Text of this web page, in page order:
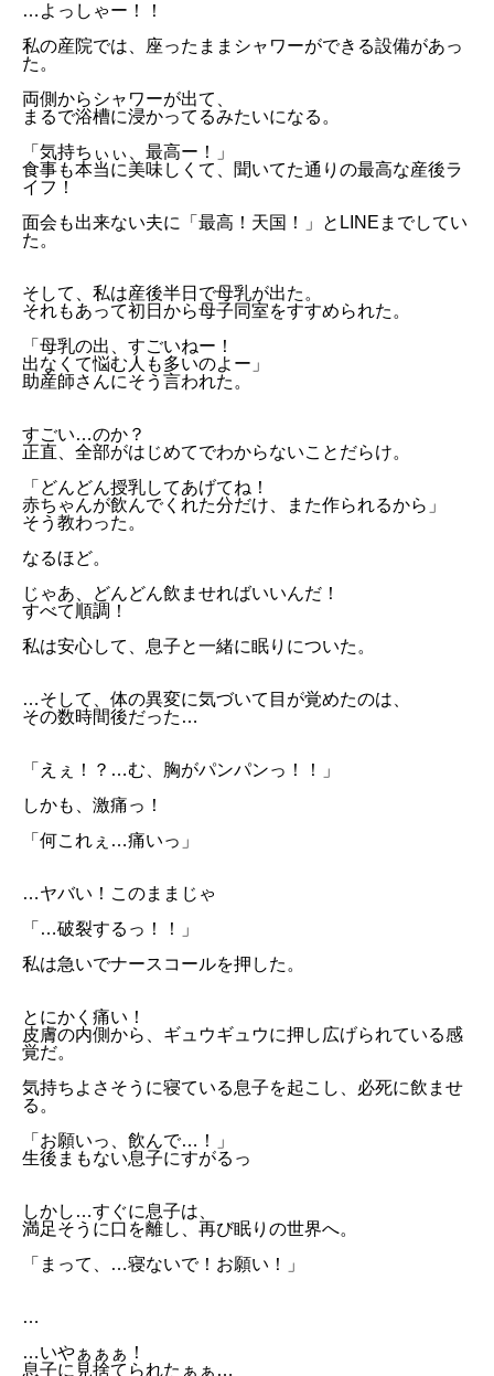
…よっしゃー！！
私の産院では、座ったままシャワーができる設備があっ
た。
両側からシャワーが出て、
まるで浴槽に浸かってるみたいになる。
「気持ちぃぃ、最高ー！」
食事も本当に美味しくて、聞いてた通りの最高な産後ラ
イフ！
面会も出来ない夫に「最高！天国！」とLINEまでしてい
た。
そして、私は産後半日で母乳が出た。
それもあって初日から母子同室をすすめられた。
「母乳の出、すごいねー！
出なくて悩む人も多いのよー」
助産師さんにそう言われた。
すごい…のか？
正直、全部がはじめてでわからないことだらけ。
「どんどん授乳してあげてね！
赤ちゃんが飲んでくれた分だけ、また作られるから」
そう教わった。
なるほど。
じゃあ、どんどん飲ませればいいんだ！
すべて順調！
私は安心して、息子と一緒に眠りについた。
…そして、体の異変に気づいて目が覚めたのは、
その数時間後だった…
「えぇ！？…む、胸がパンパンっ！！」
しかも、激痛っ！
「何これぇ…痛いっ」
…ヤバい！このままじゃ
「…破裂するっ！！」
私は急いでナースコールを押した。
とにかく痛い！
皮膚の内側から、ギュウギュウに押し広げられている感
覚だ。
気持ちよさそうに寝ている息子を起こし、必死に飲ませ
る。
「お願いっ、飲んで…！」
生後まもない息子にすがるっ
しかし…すぐに息子は、
満足そうに口を離し、再び眠りの世界へ。
「まって、…寝ないで！お願い！」
…
…いやぁぁぁ！
息子に見捨てられたぁぁ…